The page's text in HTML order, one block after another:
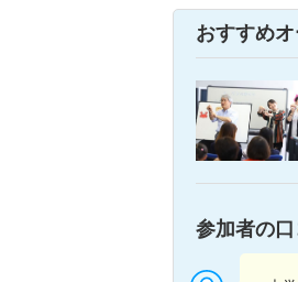
おすすめ
参加者の口